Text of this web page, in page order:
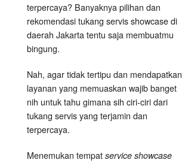
terpercaya? Banyaknya pilihan dan
rekomendasi tukang servis showcase di
daerah Jakarta tentu saja membuatmu
bingung.
Nah, agar tidak tertipu dan mendapatkan
layanan yang memuaskan wajib banget
nih untuk tahu gimana sih ciri-ciri dari
tukang servis yang terjamin dan
terpercaya.
Menemukan tempat service showcase